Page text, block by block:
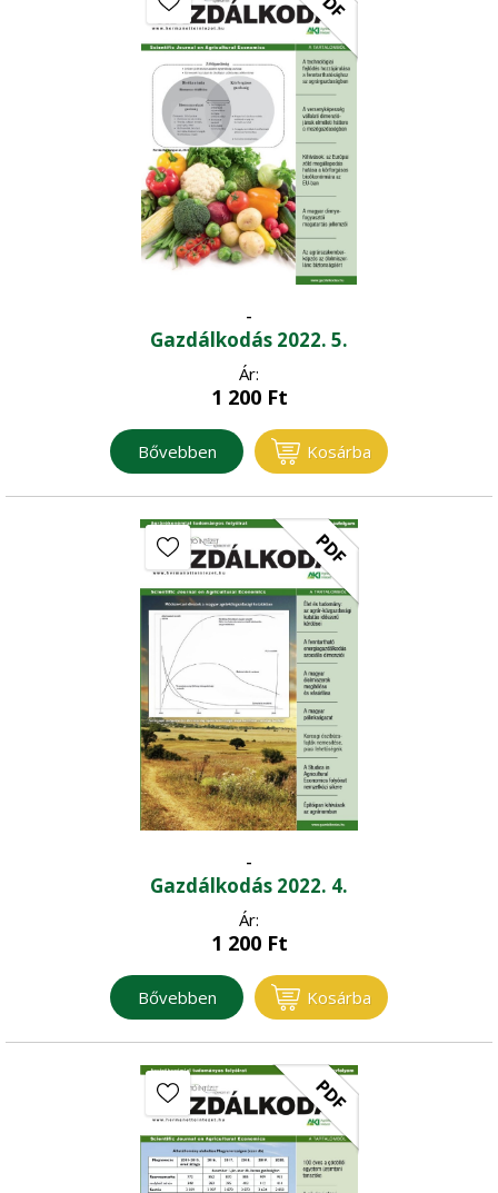
-
Gazdálkodás 2022. 5.
Ár:
1 200Ft
Bővebben Kosárba
PDF
-
Gazdálkodás 2022. 4.
Ár:
1 200Ft
Bővebben Kosárba
PDF